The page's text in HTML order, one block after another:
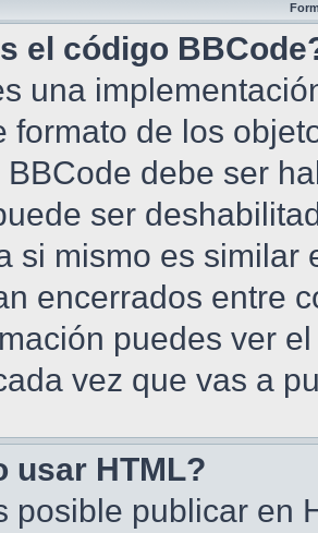
el código
una
formato de los
BBCode debe ser
ser
si mismo es similar
encerrados entre
puedes ver
vez que vas a
usar HTML?
posible publicar en